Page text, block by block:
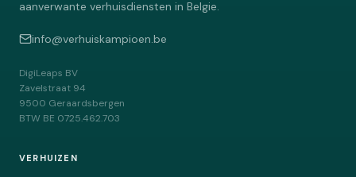
aanverwante verhuisdiensten in Belgie.
info@verhuiskampioen.be
DigiLeaps BV
Zavelstraat 94
9500 Geraardsbergen
BTW BE 0725.462.703
VERHUIZEN